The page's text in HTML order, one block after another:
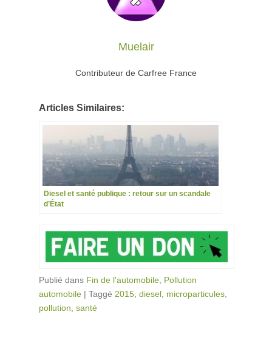
Muelair
Contributeur de Carfree France
Articles Similaires:
Diesel et santé publique : retour sur un scandale
d’État
Publié dans Fin de l'automobile Pollution
automobile | Taggé 2015 diesel microparticules
pollution santé